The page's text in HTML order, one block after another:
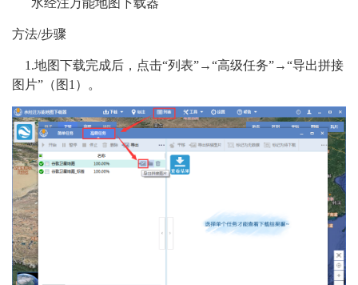
水经注万能地图下载器
方法/步骤
1.地图下载完成后，点击“列表”→“高级任务”→“导出拼接
图片”（图1）。